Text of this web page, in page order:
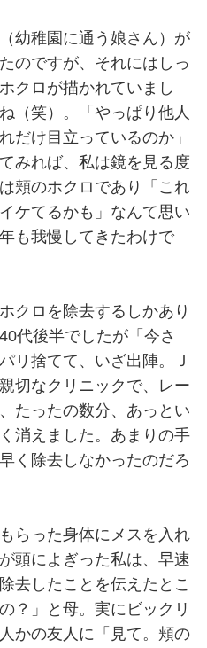
幼稚園に通う娘さん）が
のですが、それにはしっ
クロが描かれていまし
（笑）。「やっぱり他人
だけ目立っているのか」
みれば、私は鏡を見る度
頬のホクロであり「これ
ケてるかも」なんて思い
も我慢してきたわけで
クロを除去するしかあり
代後半でしたが「今さ
リ捨てて、いざ出陣。Ｊ
切なクリニックで、レー
たったの数分、あっとい
消えました。あまりの手
く除去しなかったのだろ
らった身体にメスを入れ
頭によぎった私は、早速
去したことを伝えたとこ
？」と母。実にビックリ
かの友人に「見て。頬の